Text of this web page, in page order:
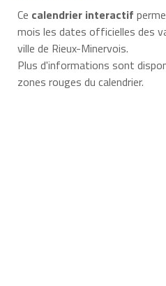
Ce calendrier interactif
mois les dates officielles des
ville de Rieux-Minervois.
Plus d'informations sont
zones rouges du calendrier.